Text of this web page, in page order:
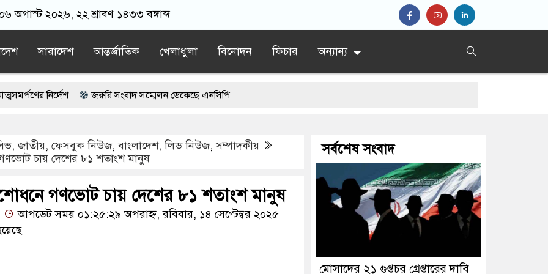
অগাস্ট ২০২৬, ২২ শ্রাবণ ১৪৩৩ বঙ্গাব্দ
সারাদেশ আন্তর্জাতিক খেলাধুলা বিনোদন ফিচার অন্যান্য
জরুরি সংবাদ সম্মেলন ডেকেছে এনসিপি
সালমান এফ রহমান?
ইরান
,জাতীয়, ফেসবুক নিউজ,বাংলাদেশ,লিড নিউজ,সম্পাদকীয়
চায় দেশের ৮১ শতাংশ মানুষ
গণভোট চায় দেশের ৮১ শতাংশ মানুষ
আপডেট সময় ০১:২৫:২৯ অপরাহ্ন, রবিবার, ১৪ সেপ্টেম্বর ২০২৫
সর্বশেষ সংবাদ
মোসাদের ২১ গুপ্তচর গ্রেপ্তারের দাবি